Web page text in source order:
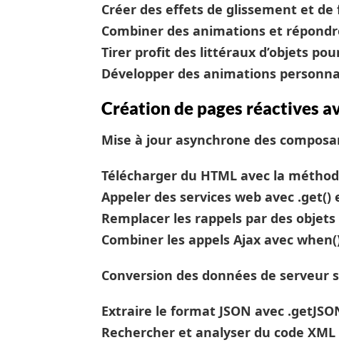
Créer des effets de glissement et
Combiner des animations et
Tirer profit des littéraux d’objets
Développer des animations
Création de pages réactives
Mise à jour asynchrone des
Télécharger du HTML avec la
Appeler des services web avec .get()
Remplacer les rappels par des
Combiner les appels Ajax avec
Conversion des données de serveur
Extraire le format JSON avec
Rechercher et analyser du code XML